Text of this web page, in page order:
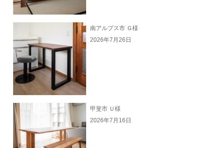
南アルプス市 Ｇ様
2026年7月26日
甲斐市 Ｕ様
2026年7月16日